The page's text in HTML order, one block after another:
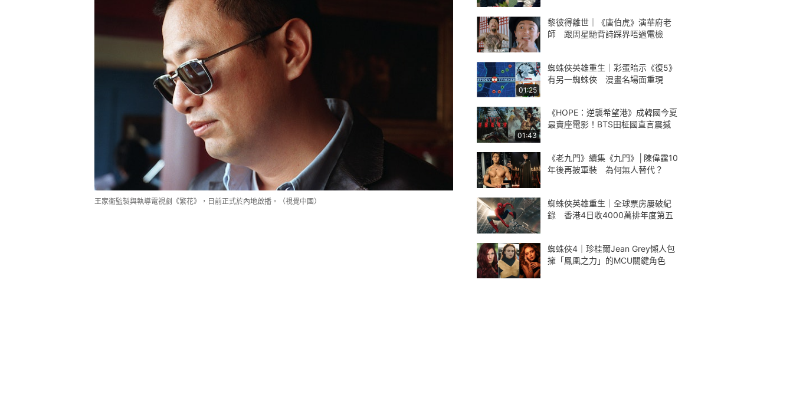
王家衞監製與執導電視劇《繁花》，日前正式於內地啟播。（視覺中國）
黎彼得離世｜《唐伯虎》演華府老
師 跟周星馳背詩踩界唔過電檢
01:25
蜘蛛俠英雄重生｜彩蛋暗示《復5》
有另一蜘蛛俠 漫畫名場面重現
01:43
《HOPE：逆襲希望港》成韓國今夏
最賣座電影！BTS田柾國直言震撼
《老九門》續集《九門》│陳偉霆10
年後再披軍裝 為何無人替代？
蜘蛛俠英雄重生｜全球票房屢破紀
錄 香港4日收4000萬排年度第五
蜘蛛俠4｜珍桂爾Jean Grey懶人包
擁「鳳凰之力」的MCU關鍵角色